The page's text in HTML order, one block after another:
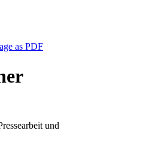
as PDF
und